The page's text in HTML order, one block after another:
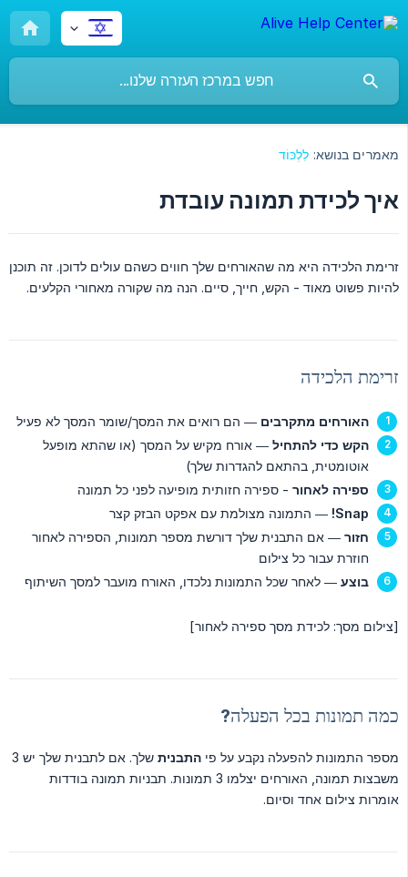
מאמרים בנושא: לִלְכּוֹד
איך לכידת תמונה עובדת
זרימת הלכידה היא מה שהאורחים שלך חווים כשהם עולים לדוכן. זה תוכנן
להיות פשוט מאוד - הקש, חייך, סיים. הנה מה שקורה מאחורי הקלעים.
זרימת הלכידה
האורחים מתקרבים — הם רואים את המסך/שומר המסך לא פעיל
הקש כדי להתחיל — אורח מקיש על המסך (או שהתא מופעל
אוטומטית, בהתאם להגדרות שלך)
ספירה לאחור - ספירה חזותית מופיעה לפני כל תמונה
Snap! — התמונה מצולמת עם אפקט הבזק קצר
חזור — אם התבנית שלך דורשת מספר תמונות, הספירה לאחור
חוזרת עבור כל צילום
בוצע — לאחר שכל התמונות נלכדו, האורח מועבר למסך השיתוף
[צילום מסך: לכידת מסך ספירה לאחור]
כמה תמונות בכל הפעלה?
מספר התמונות להפעלה נקבע על פי התבנית
שלך. אם לתבנית שלך יש 3
משבצות תמונה, האורחים יצלמו 3 תמונות. תבניות תמונה בודדות
אומרות צילום אחד וסיום.